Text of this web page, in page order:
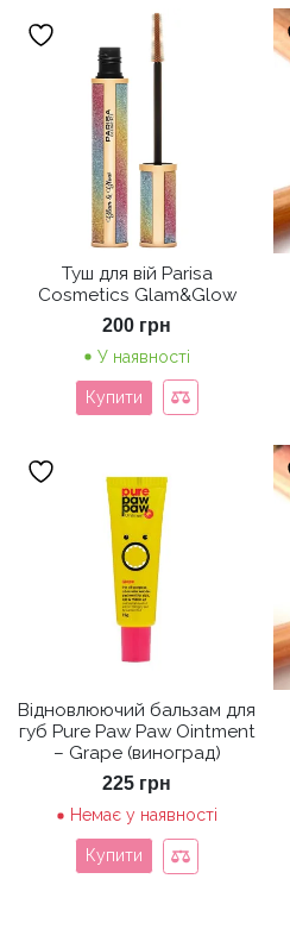
Туш для вій Parisa
Cosmetics Glam&Glow
200 грн
У наявності
Купити
Відновлюючий бальзам для
губ Pure Paw Paw Ointment
– Grape (виноград)
225 грн
Немає у наявності
Купити